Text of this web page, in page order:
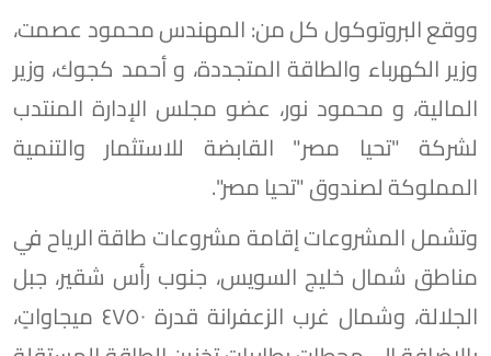
ووقع البروتوكول كل من: المهندس محمود عصمت،
وزير الكهرباء والطاقة المتجددة، و أحمد كجوك، وزير
المالية، و محمود نور، عضو مجلس الإدارة المنتدب
لشركة "تحيا مصر" القابضة للاستثمار والتنمية
المملوكة لصندوق "تحيا مصر".
وتشمل المشروعات إقامة مشروعات طاقة الرياح في
مناطق شمال خليج السويس، جنوب رأس شقير، جبل
الجلالة، وشمال غرب الزعفرانة قدرة ٤٧٥٠ ميجاواتٍ،